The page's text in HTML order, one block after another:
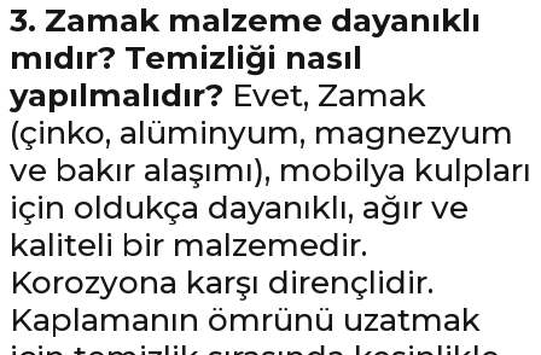
3. Zamak malzeme dayanıklı
mıdır? Temizliği nasıl
yapılmalıdır? Evet, Zamak
(çinko, alüminyum, magnezyum
ve bakır alaşımı), mobilya kulpları
için oldukça dayanıklı, ağır ve
kaliteli bir malzemedir.
Korozyona karşı dirençlidir.
Kaplamanın ömrünü uzatmak